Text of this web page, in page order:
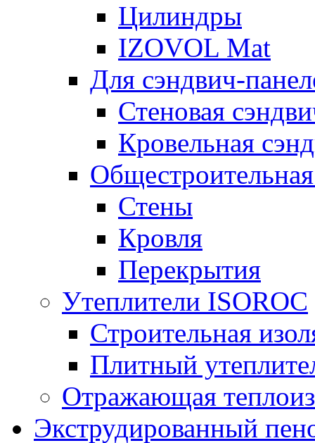
Цилиндры
IZOVOL Mat
Для сэндвич-
Стеновая
Кровельная
Стены
Кровля
Перекрытия
Утеплители ISOROC
Строительная
Плитный
Отражающая
Экструдированный